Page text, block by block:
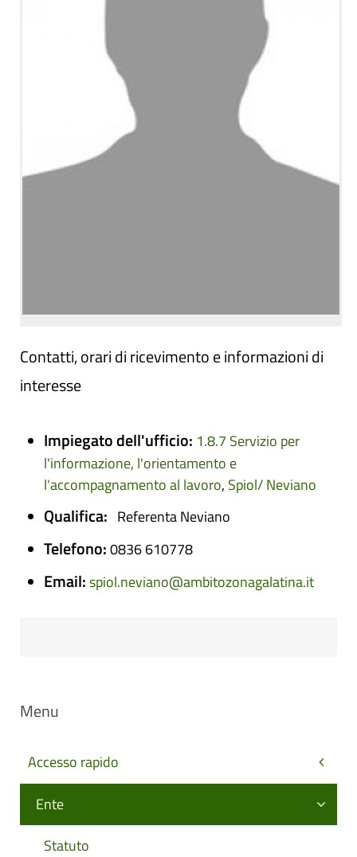
Contatti, orari di ricevimento e informazioni di
interesse
Impiegato dell'ufficio: 1.8.7 Servizio per
l'informazione, l'orientamento e
l'accompagnamento al lavoro, Spiol/ Neviano
Qualifica: Referenta Neviano
Telefono:0836 610778
Email:spiol.neviano@ambitozonagalatina.it
Menu
Accesso rapido
Ente
Statuto